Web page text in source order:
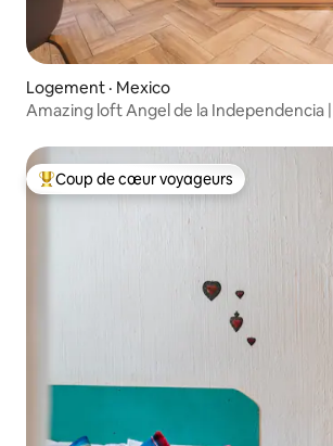
Logement · Mexico
Amazing loft Angel de la Independencia |
Coup de cœur voyageurs parmi les plus
Coup de cœur voyageurs